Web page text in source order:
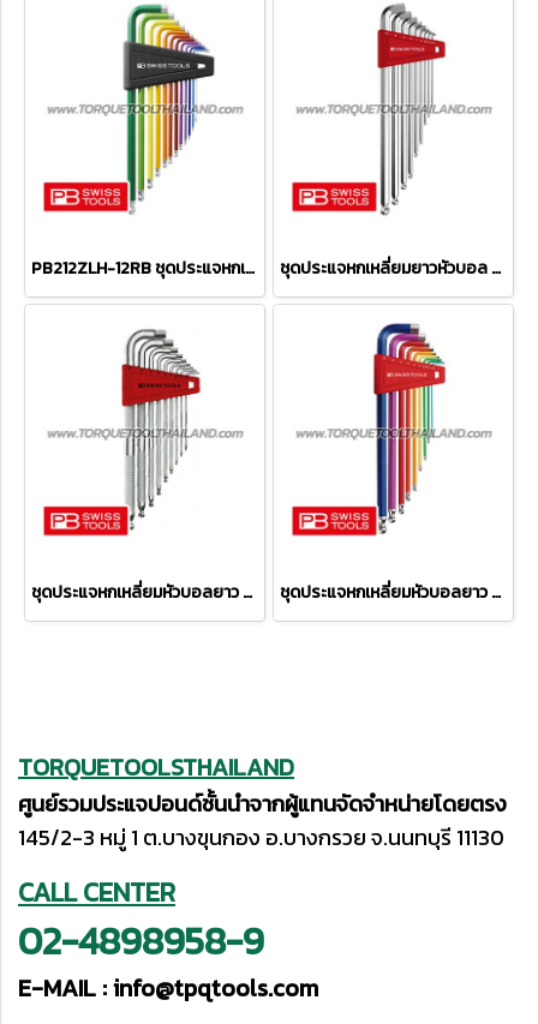
PB212ZLH-12RB ชุดประแจหกเหลี่ยมหัวบอลยาว (สีรุ้ง) ขนาด 1/20"-5/16" (12 ตัวชุด) ชุดประแจหกเหลี่ยมยาวหัวบอล คอสั้น PB2212LH
ชุดประแจหกเหลี่ยมหัวบอลยาว PB3212LH ชุดประแจหกเหลี่ยมหัวบอลยาว PB212LH-10RB
TORQUETOOLSTHAILAND
ศูนย์รวมประแจปอนด์ชั้นนำจากผู้แทนจัดจำหน่ายโดยตรง
145/2-3 หมู่ 1 ต.บางขุนกอง อ.บางกรวย จ.นนทบุรี 11130
CALL CENTER
02-4898958-9
E-MAIL :info@tpqtools.com